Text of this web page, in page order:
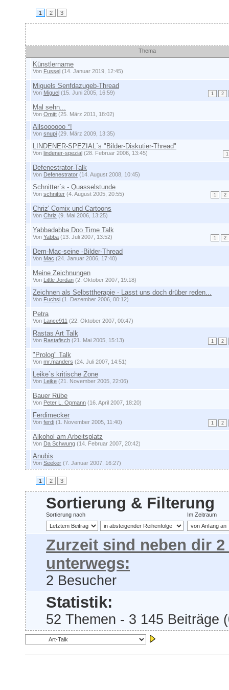
1 2 3
Thema
Künstlername
Von Fussel (14. Januar 2019, 12:45)
Miguels Senfdazugeb-Thread
1 2
Von Miguel (15. Juni 2005, 16:59)
Mal sehn...
Von Omitt (25. März 2011, 18:02)
Allsoooooo °!
Von snupi (29. März 2009, 13:35)
LINDENER-SPEZIAL´s "Bilder-Diskutier-Thread"
1
Von lindener-spezial (28. Februar 2006, 13:45)
Defenestrator-Talk
Von Defenestrator (14. August 2008, 10:45)
Schnitter´s - Quasselstunde
1 2
Von schnitter (4. August 2005, 20:55)
Chriz' Comix und Cartoons
Von Chriz (9. Mai 2006, 13:25)
Yabbadabba Doo Time Talk
1 2
Von Yabba (13. Juli 2007, 13:52)
Dem-Mac-seine -Bilder-Thread
Von Mac (24. Januar 2006, 17:40)
Meine Zeichnungen
Von Little Jordan (2. Oktober 2007, 19:18)
Zeichnen als Selbsttherapie - Lasst uns doch drüber reden...
Von Fuchsi (1. Dezember 2006, 00:12)
Petra
Von Lance911 (22. Oktober 2007, 00:47)
Rastas Art Talk
1 2
Von Rastafisch (21. Mai 2005, 15:13)
"Prolog" Talk
Von mr.manders (24. Juli 2007, 14:51)
Leike`s kritische Zone
Von Leike (21. November 2005, 22:06)
Bauer Rübe
Von Peter L. Opmann (16. April 2007, 18:20)
Ferdimecker
1 2
Von ferdi (1. November 2005, 11:40)
Alkohol am Arbeitsplatz
Von Da Schwung (14. Februar 2007, 20:42)
Anubis
Von Seeker (7. Januar 2007, 16:27)
1 2 3
Sortierung & Filterung
Sortierung nach Im Zeitraum
Zurzeit sind neben dir
unterwegs:
2 Besucher
Statistik:
52 Themen - 3 145 Beiträge